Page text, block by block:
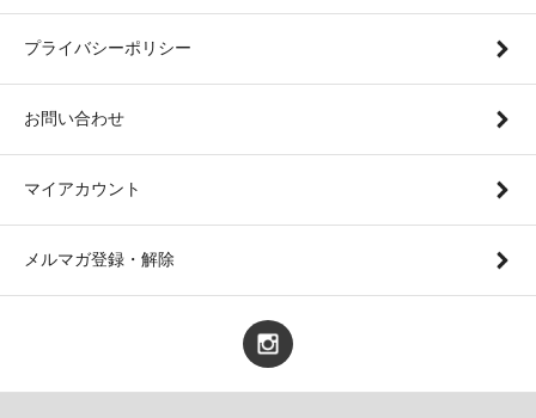
プライバシーポリシー
お問い合わせ
マイアカウント
メルマガ登録・解除